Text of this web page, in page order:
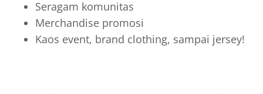
Seragam komunitas
Merchandise promosi
Kaos event, brand clothing, sampai jersey!